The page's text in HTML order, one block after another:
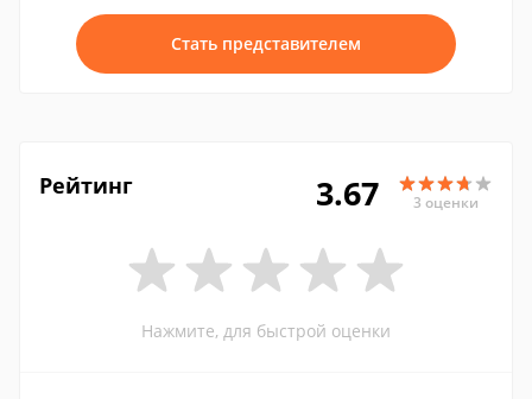
Стать представителем
Рейтинг 3.67 3 оценки
Нажмите, для быстрой оценки